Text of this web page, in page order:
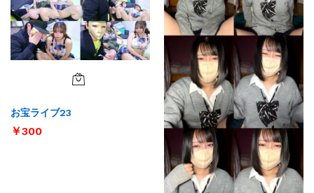
お宝ライブ23
￥300